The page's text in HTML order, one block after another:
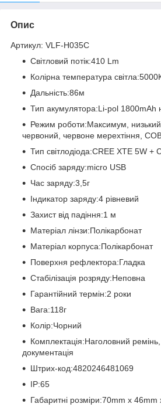
Опис
Артикул: VLF-H035C
Світловий потік:410 Lm
Колірна температура
Дальність:86м
Тип акумулятора:Li-pol 1800mAh
Режим роботи:Максимум,
червоний, червоне мерехтіння,
Тип світлодіода:CREE XTE 5W +
Спосіб заряду:micro USB
Час заряду:3,5г
Індикатор заряду:4 рівневий
Захист від падіння:1 м
Матеріал лінзи:Полікарбонат
Матеріал корпуса:Полікарбонат
Поверхня рефлектора:Гладка
Стабілізація розряду:Неповна
Гарантійний термін:2 роки
Вага:118г
Колір:Чорний
Комплектація:Наголовний
документація
Штрих-код:4820246481069
IP:65
Габаритні розміри:70mm x 46mm